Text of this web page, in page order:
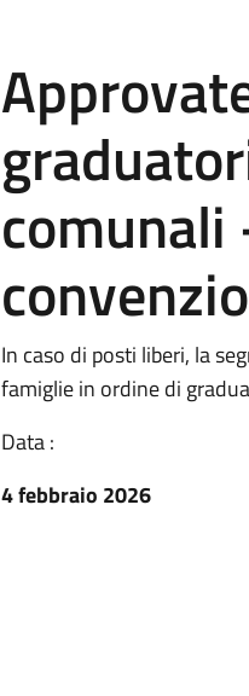
comunali
In caso di posti liberi, la
famiglie in ordine di
Data :
4 febbraio 2026